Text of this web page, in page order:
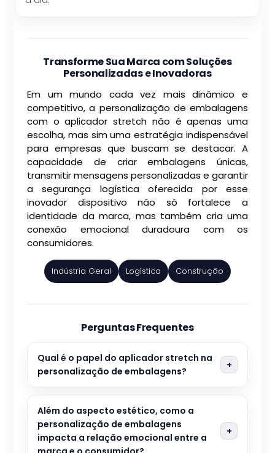
Transforme Sua Marca com Soluções
Personalizadas e Inovadoras
Em um mundo cada vez mais dinâmico e
competitivo, a personalização de embalagens
com o aplicador stretch não é apenas uma
escolha, mas sim uma estratégia indispensável
para empresas que buscam se destacar. A
capacidade de criar embalagens únicas,
transmitir mensagens personalizadas e garantir
a segurança logística oferecida por esse
inovador dispositivo não só fortalece a
identidade da marca, mas também cria uma
conexão emocional duradoura com os
consumidores.
Indústria Geral Logística Construção
Perguntas Frequentes
Qual é o papel do aplicador stretch na
personalização de embalagens?
Além do aspecto estético, como a
personalização de embalagens
impacta a relação emocional entre a